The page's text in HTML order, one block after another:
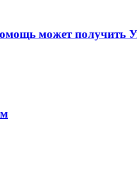
может получить